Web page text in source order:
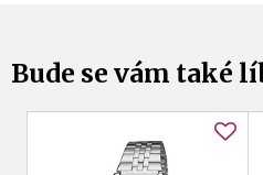
Bude se vám také